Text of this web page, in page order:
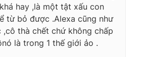
hay ,là một tật xấu con
từ bỏ được .Alexa cũng như
,cô thà chết chứ không chấp
là trong 1 thế giới ảo .